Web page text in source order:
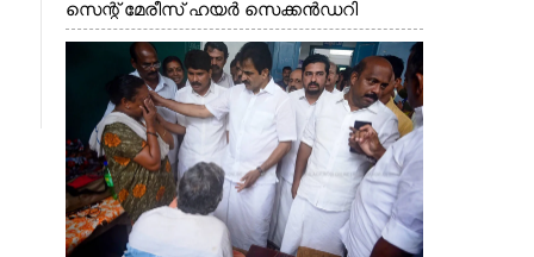
സെന്റ് മേരീസ് ഹയർ സെക്കൻഡറി
സ്കൂളിലെ ക്യാമ്പിലെത്തിയ എ.ഐ.സി.സി
ജനറൽ സെക്രട്ടറി കെ.സി
വേണുഗോപാൽ എം.പി കുരുന്നിനെ
എടുത്ത് ലാളിച്ചപ്പോൾ. സഹകരണ-
എക്സൈസ് വകുപ്പ് മന്ത്രി എം. ലിജു,
കൃഷിവകുപ്പ് മന്ത്രി ടി. സിദ്ദിഖ്, റെജി
ചെറിയാൻ എം. എൽ. എ എന്നിവർ സമീപം